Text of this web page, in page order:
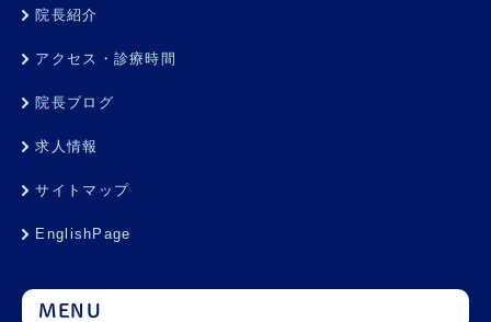
院長紹介
アクセス・診療時間
院長ブログ
求人情報
サイトマップ
EnglishPage
MENU